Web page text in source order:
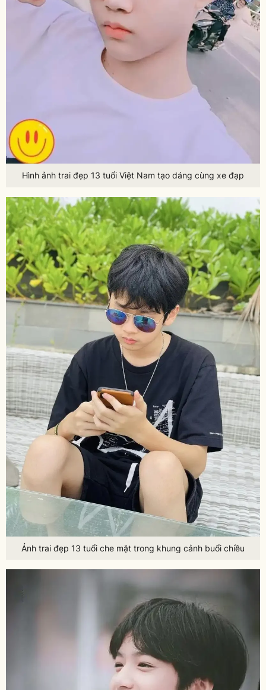
Hình ảnh trai đẹp 13 tuổi Việt Nam tạo dáng cùng xe đạp
Ảnh trai đẹp 13 tuổi che mặt trong khung cảnh buổi chiều